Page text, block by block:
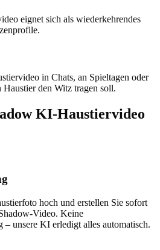
eignet sich als wiederkehrendes
in Chats, an Spieltagen oder
den Witz tragen soll.
KI-Haustiervideo
hoch und erstellen Sie sofort
Video. Keine
– unsere KI erledigt alles automatisch.